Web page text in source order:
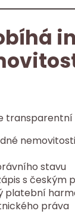
transparentní
stavu
s českým
platební
práva